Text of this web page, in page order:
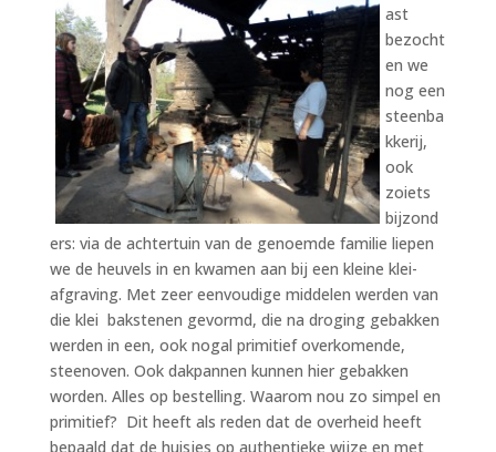
ast
bezocht
en we
nog een
steenba
kkerij,
ook
zoiets
bijzond
ers: via de achtertuin van de genoemde familie liepen
we de heuvels in en kwamen aan bij een kleine klei-
afgraving. Met zeer eenvoudige middelen werden van
die klei bakstenen gevormd, die na droging gebakken
werden in een, ook nogal primitief overkomende,
steenoven. Ook dakpannen kunnen hier gebakken
worden. Alles op bestelling. Waarom nou zo simpel en
primitief? Dit heeft als reden dat de overheid heeft
bepaald dat de huisjes op authentieke wijze en met